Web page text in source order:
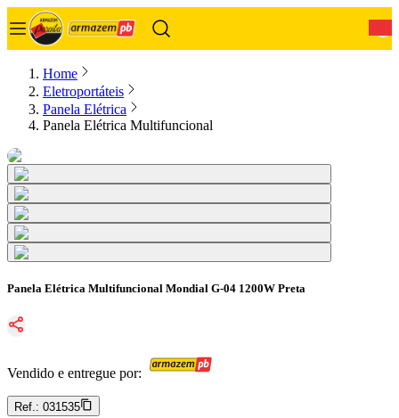
Home
Eletroportáteis
Panela Elétrica
Panela Elétrica Multifuncional
Panela Elétrica Multifuncional Mondial G-04 1200W Preta
Vendido e entregue por:
Ref.: 031535